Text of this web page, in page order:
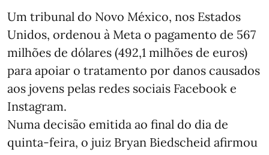
Um tribunal do Novo México, nos Estados
Unidos, ordenou à Meta o pagamento de 567
milhões de dólares (492,1 milhões de euros)
para apoiar o tratamento por danos causados
aos jovens pelas redes sociais Facebook e
Instagram.
Numa decisão emitida ao final do dia de
quinta-feira, o juiz Bryan Biedscheid afirmou